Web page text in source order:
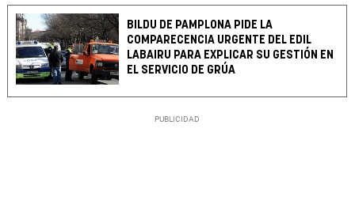
BILDU DE PAMPLONA PIDE LA
COMPARECENCIA URGENTE DEL EDIL
LABAIRU PARA EXPLICAR SU GESTIÓN EN
EL SERVICIO DE GRÚA